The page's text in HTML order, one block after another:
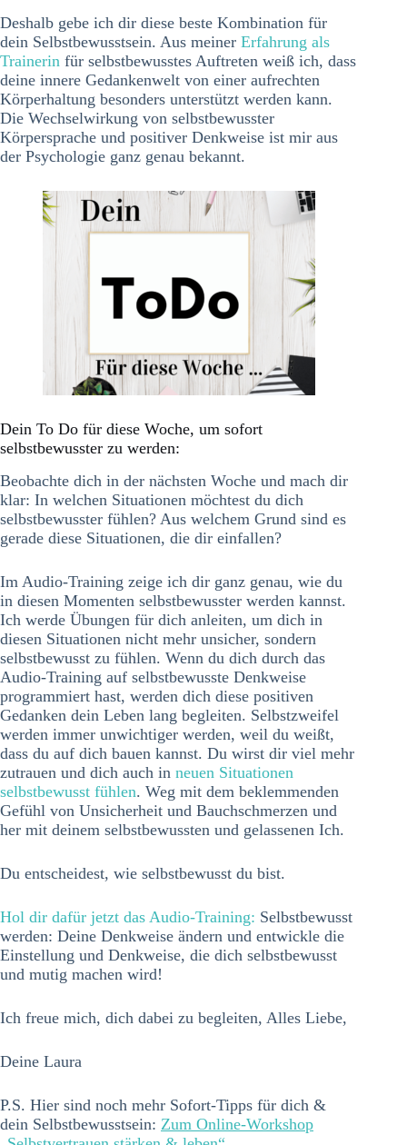
Deshalb gebe ich dir diese beste Kombination für
dein Selbstbewusstsein. Aus meiner Erfahrung als
Trainerin für selbstbewusstes Auftreten weiß ich, dass
deine innere Gedankenwelt von einer aufrechten
Körperhaltung besonders unterstützt werden kann.
Die Wechselwirkung von selbstbewusster
Körpersprache und positiver Denkweise ist mir aus
der Psychologie ganz genau bekannt.
Dein To Do für diese Woche, um sofort
selbstbewusster zu werden:
Beobachte dich in der nächsten Woche und mach dir
klar: In welchen Situationen möchtest du dich
selbstbewusster fühlen? Aus welchem Grund sind es
gerade diese Situationen, die dir einfallen?
Im Audio-Training zeige ich dir ganz genau, wie du
in diesen Momenten selbstbewusster werden kannst.
Ich werde Übungen für dich anleiten, um dich in
diesen Situationen nicht mehr unsicher, sondern
selbstbewusst zu fühlen. Wenn du dich durch das
Audio-Training auf selbstbewusste Denkweise
programmiert hast, werden dich diese positiven
Gedanken dein Leben lang begleiten. Selbstzweifel
werden immer unwichtiger werden, weil du weißt,
dass du auf dich bauen kannst. Du wirst dir viel mehr
zutrauen und dich auch in neuen Situationen
selbstbewusst fühlen. Weg mit dem beklemmenden
Gefühl von Unsicherheit und Bauchschmerzen und
her mit deinem selbstbewussten und gelassenen Ich.
Du entscheidest, wie selbstbewusst du bist.
Hol dir dafür jetzt das Audio-Training: Selbstbewusst
werden: Deine Denkweise ändern und entwickle die
Einstellung und Denkweise, die dich selbstbewusst
und mutig machen wird!
Ich freue mich, dich dabei zu begleiten, Alles Liebe,
Deine Laura
P.S. Hier sind noch mehr Sofort-Tipps für dich &
dein Selbstbewusstsein: Zum Online-Workshop